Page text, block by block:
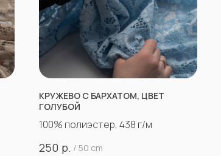
КРУЖЕВО С БАРХАТОМ, ЦВЕТ
ГОЛУБОЙ
100% полиэстер, 438 г/м
250 р. / 50 cm